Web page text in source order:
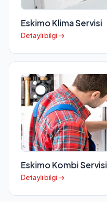
Eskimo Klima Servisi
Detaylı bilgi →
Eskimo Kombi Servisi
Detaylı bilgi →